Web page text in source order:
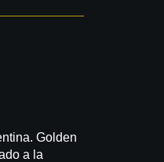
Golden
a la